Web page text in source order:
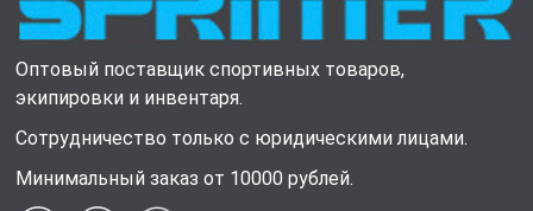
Оптовый поставщик спортивных товаров,
экипировки и инвентаря.
Сотрудничество только с юридическими лицами.
Минимальный заказ от 10000 рублей.